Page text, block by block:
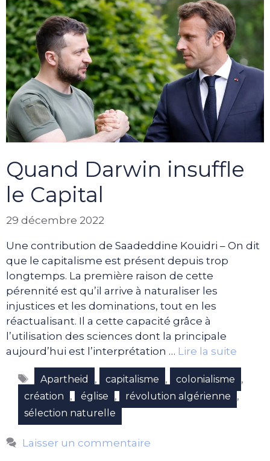
Quand Darwin insuffle
le Capital
29 décembre 2022
Une contribution de Saadeddine Kouidri – On dit
que le capitalisme est présent depuis trop
longtemps. La première raison de cette
pérennité est qu’il arrive à naturaliser les
injustices et les dominations, tout en les
réactualisant. Il a cette capacité grâce à
l’utilisation des sciences dont la principale
aujourd’hui est l’interprétation … Lire la suite
Étiquettes
Apartheid , capitalisme , colonialisme ,
création , église , révolution algérienne ,
sélection naturelle
Laisser un commentaire